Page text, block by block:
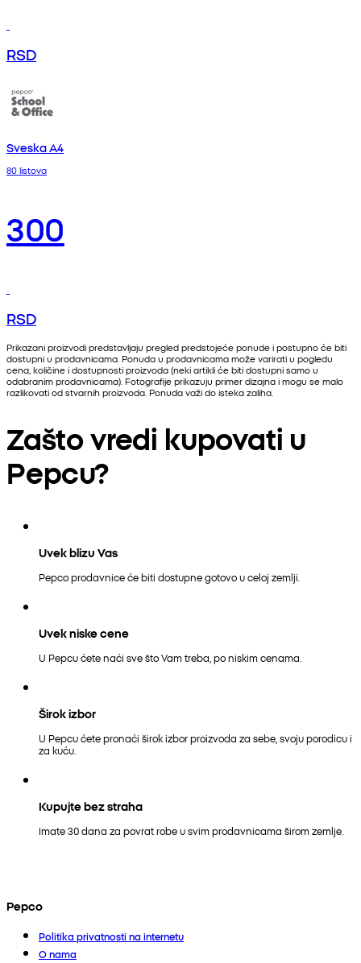
RSD
Sveska A4
80 listova
300
RSD
Prikazani proizvodi predstavljaju pregled predstojeće ponude i postupno će biti
dostupni u prodavnicama. Ponuda u prodavnicama može varirati u pogledu
cena, količine i dostupnosti proizvoda (neki artikli će biti dostupni samo u
odabranim prodavnicama). Fotografije prikazuju primer dizajna i mogu se malo
razlikovati od stvarnih proizvoda. Ponuda važi do isteka zaliha.
Zašto vredi kupovati u
Pepcu?
Uvek blizu Vas
Pepco prodavnice će biti dostupne gotovo u celoj zemlji.
Uvek niske cene
U Pepcu ćete naći sve što Vam treba, po niskim cenama.
Širok izbor
U Pepcu ćete pronaći širok izbor proizvoda za sebe, svoju porodicu i
za kuću.
Kupujte bez straha
Imate 30 dana za povrat robe u svim prodavnicama širom zemlje.
Pepco
Politika privatnosti na internetu
O nama